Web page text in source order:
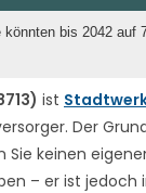
ist
Der
keinen
– er ist jedoch
bis 2042 auf